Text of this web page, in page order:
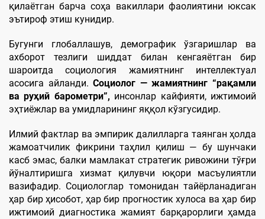
қилаётган барча соҳа вакиллари фаолиятини юксак
эътироф этиш кунидир.
Бугунги глобаллашув, демографик ўзгаришлар ва
ахборот тезлиги шиддат билан кенгаяётган бир
шароитда социология жамиятнинг интеллектуал
асосига айланди.Социолог — жамиятнинг “рақамли
ва руҳий барометри”, инсонлар кайфияти, ижтимоий
эҳтиёжлар ва умидларининг яққол кўзгусидир.
Илмий фактлар ва эмпирик далилларга таянган ҳолда
жамоатчилик фикрини таҳлил қилиш — бу шунчаки
касб эмас, балки мамлакат стратегик ривожини тўғри
йўналтиришга хизмат қилувчи юқори масъулиятли
вазифадир. Социологлар томонидан тайёрланадиган
ҳар бир ҳисобот, ҳар бир прогностик хулоса ва ҳар бир
ижтимоий диагностика жамият барқарорлиги ҳамда